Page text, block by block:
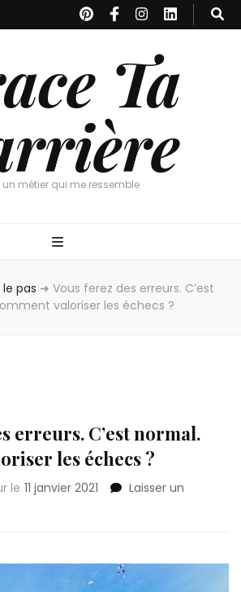
Ta
un métier qui me ressemble
pas ➜ Vous ferez des erreurs. C’est
valoriser les échecs ?
erreurs. C’est normal.
les échecs ?
le 11 janvier 2021
Laisser un